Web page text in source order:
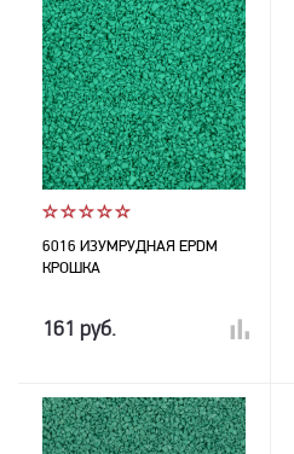
6016 ИЗУМРУДНАЯ EPDM
КРОШКА
161 руб.